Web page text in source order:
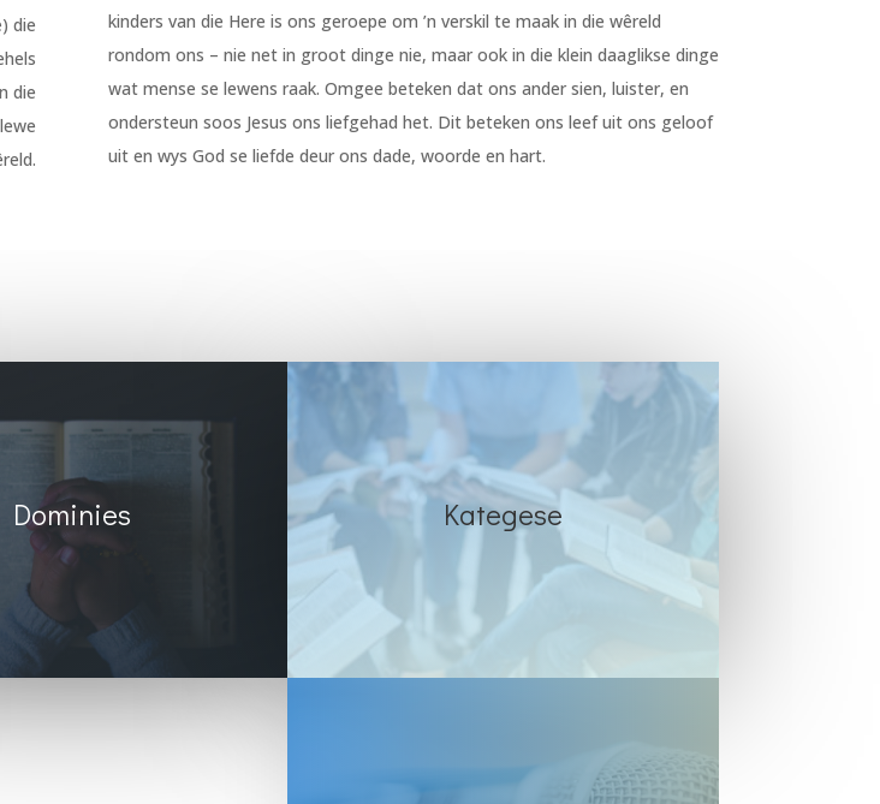
die
die
kinders van die Here is ons geroepe om ’n verskil te maak in die wêreld
rondom ons – nie net in groot dinge nie, maar ook in die klein daaglikse dinge
wat mense se lewens raak. Omgee beteken dat ons ander sien, luister, en
ondersteun soos Jesus ons liefgehad het. Dit beteken ons leef uit ons geloof
uit en wys God se liefde deur ons dade, woorde en hart.
Dominies Kategese